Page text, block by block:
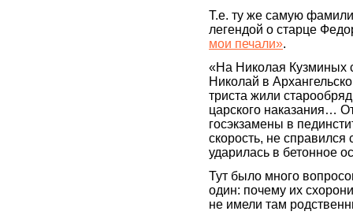
Т.е. ту же самую
легендой о старце
мои печали».
«На Николая Кузминых
Николай в
триста жили
царского наказания…
госэкзамены в
скорость, не
ударилась в бетонное
Тут было много
один: почему их
не имели там